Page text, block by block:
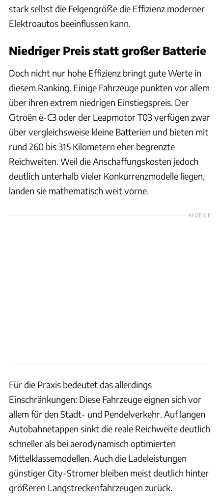
stark selbst die Felgengröße die Effizienz moderner
Elektroautos beeinflussen kann.
Niedriger Preis statt großer Batterie
Doch nicht nur hohe Effizienz bringt gute Werte in
diesem Ranking. Einige Fahrzeuge punkten vor allem
über ihren extrem niedrigen Einstiegspreis. Der
Citroën ë-C3 oder der Leapmotor T03 verfügen zwar
über vergleichsweise kleine Batterien und bieten mit
rund 260 bis 315 Kilometern eher begrenzte
Reichweiten. Weil die Anschaffungskosten jedoch
deutlich unterhalb vieler Konkurrenzmodelle liegen,
landen sie mathematisch weit vorne.
ANZEIGE
Für die Praxis bedeutet das allerdings
Einschränkungen: Diese Fahrzeuge eignen sich vor
allem für den Stadt- und Pendelverkehr. Auf langen
Autobahnetappen sinkt die reale Reichweite deutlich
schneller als bei aerodynamisch optimierten
Mittelklassemodellen. Auch die Ladeleistungen
günstiger City-Stromer bleiben meist deutlich hinter
größeren Langstreckenfahrzeugen zurück.